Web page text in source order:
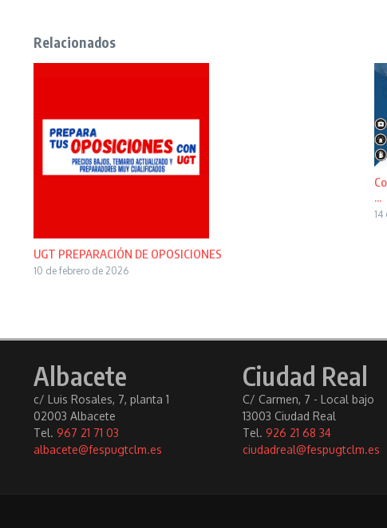
Relacionados
UGT PREPARACIÓN DE OPOSICIONES
10 de febrero de 2026
...
14
Albacete
c/ Luis Rosales, 7, planta 1
02003 Albacete
Tel. 967 21 71 03
albacete@fespugtclm.es
Ciudad Real
C/ Carmen, 7 - Local bajo
13003 Ciudad Real
Tel. 926 21 68 34
ciudadreal@fespugtclm.es